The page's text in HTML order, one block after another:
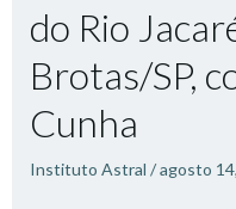
do Rio
Brotas/SP,
Cunha
Instituto Astral /agosto